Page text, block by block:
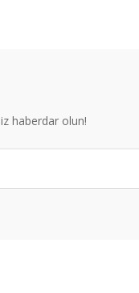
haberdar olun!